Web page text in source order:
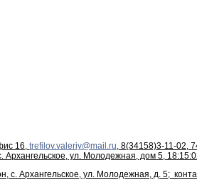
16, trefilov.valeriy@mail.ru, 8(34158)3-11-02,
Архангельское, ул. Молодежная, дом 5,
с. Архангельское, ул. Молодежная, д. 5;